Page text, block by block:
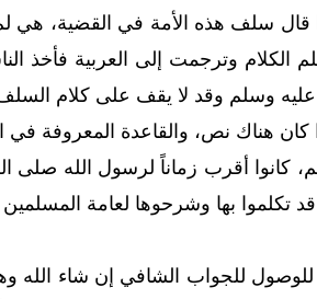
قال سلف هذه الأمة في القضية، هي
وترجمت إلى العربية فأخذ
وسلم وقد لا يقف على كلام
كان هناك نص، والقاعدة المعروفة
كانوا أقرب زماناً لرسول الله
تكلموا بها وشرحوها لعامة
للجواب الشافي إن شاء الله